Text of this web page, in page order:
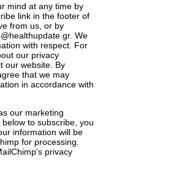
mind at any time by
link in the footer of
from us, or by
We
with respect. For
our privacy
our website. By
that we may
in accordance with
our marketing
below to subscribe you
information will be
for processing
's privacy